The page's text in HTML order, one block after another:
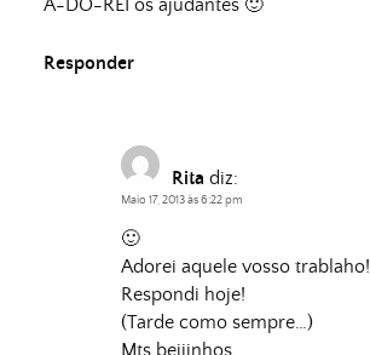
A-DO-REI os ajudantes 🙂
Responder
Rita diz:
Maio 17, 2013 às 6:22 pm
🙂
Adorei aquele vosso trablaho!
Respondi hoje!
(Tarde como sempre…)